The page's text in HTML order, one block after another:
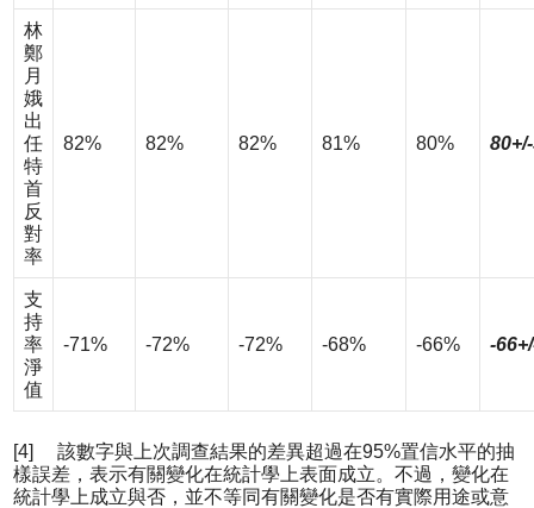
林
鄭
月
娥
出
任
特
首
反
對
率
82% 82% 82% 81% 80%
支
持
率
淨
值
-71% -72% -72% -68% -66% -
[4] 該數字與上次調查結果的差異超過在95%置信水平的抽
樣誤差，表示有關變化在統計學上表面成立。不過，變化在
統計學上成立與否，並不等同有關變化是否有實際用途或意